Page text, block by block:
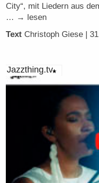
City“, mit Liedern aus
… → lesen
Text Christoph Giese |
Jazzthing.tv